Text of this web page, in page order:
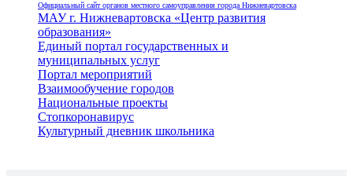
Официальный сайт органов местного самоуправления города Нижневартовска
МАУ г. Нижневартовска «Центр развития
образования»
Единый портал государственных и
муниципальных услуг
Портал мероприятий
Взаимообучение городов
Национальные проекты
Стопкоронавирус
Культурный дневник школьника